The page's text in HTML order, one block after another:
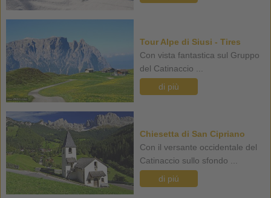
Tour Alpe di Siusi - Tires
Con vista fantastica sul Gruppo
del Catinaccio ...
di più
Chiesetta di San Cipriano
Con il versante occidentale del
Catinaccio sullo sfondo ...
di piú